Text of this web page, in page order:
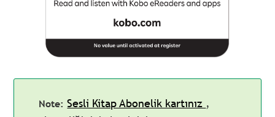
Sesli Kitap Abonelik kartınız ,